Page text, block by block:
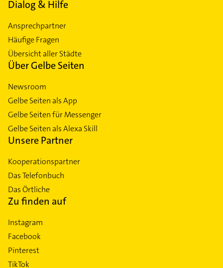
Dialog & Hilfe
Ansprechpartner
Häufige Fragen
Übersicht aller Städte
Über Gelbe Seiten
Newsroom
Gelbe Seiten als App
Gelbe Seiten für Messenger
Gelbe Seiten als Alexa Skill
Unsere Partner
Kooperationspartner
Das Telefonbuch
Das Örtliche
Zu finden auf
Instagram
Facebook
Pinterest
TikTok